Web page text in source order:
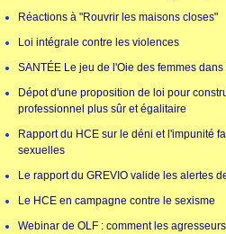
Réactions à "Rouvrir les maisons closes"
Loi intégrale contre les violences
SANTÉE Le jeu de l'Oie des femmes dans
Dépot d'une proposition de loi pour
professionnel plus sûr et égalitaire
Rapport du HCE sur le déni et l'impunité
sexuelles
Le rapport du GREVIO valide les alertes
Le HCE en campagne contre le sexisme
Webinar de OLF : comment les